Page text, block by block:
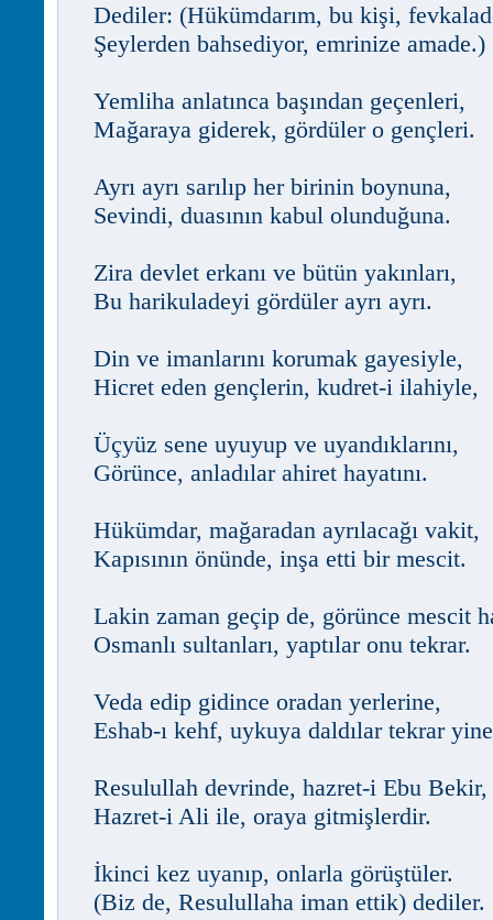
Dediler: (Hükümdarım, bu kişi,
Şeylerden bahsediyor, emrinize amade.)
Yemliha anlatınca başından geçenleri,
Mağaraya giderek, gördüler o gençleri.
Ayrı ayrı sarılıp her birinin boynuna,
Sevindi, duasının kabul olunduğuna.
Zira devlet erkanı ve bütün yakınları,
Bu harikuladeyi gördüler ayrı ayrı.
Din ve imanlarını korumak gayesiyle,
Hicret eden gençlerin, kudret-i ilahiyle,
Üçyüz sene uyuyup ve uyandıklarını,
Görünce, anladılar ahiret hayatını.
Hükümdar, mağaradan ayrılacağı vakit,
Kapısının önünde, inşa etti bir mescit.
Lakin zaman geçip de, görünce mescit
Osmanlı sultanları, yaptılar onu tekrar.
Veda edip gidince oradan yerlerine,
Eshab-ı kehf, uykuya daldılar tekrar
Resulullah devrinde, hazret-i Ebu Bekir,
Hazret-i Ali ile, oraya gitmişlerdir.
İkinci kez uyanıp, onlarla görüştüler.
(Biz de, Resulullaha iman ettik) dediler.